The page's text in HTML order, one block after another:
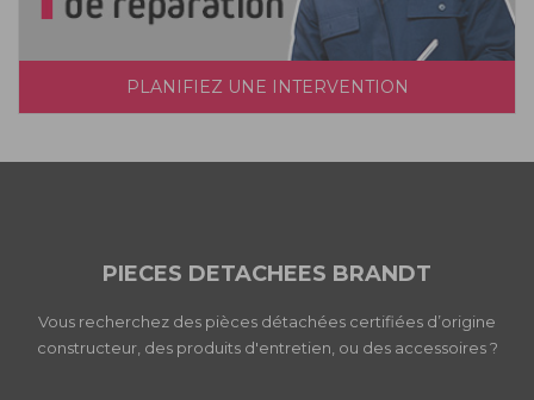
PLANIFIEZ UNE INTERVENTION
PIECES DETACHEES BRANDT
Vous recherchez des pièces détachées certifiées d’origine
constructeur, des produits d'entretien, ou des accessoires ?